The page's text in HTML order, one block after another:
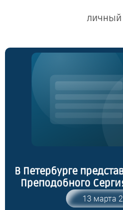
личный
В Петербурге
Преподобного
13 марта